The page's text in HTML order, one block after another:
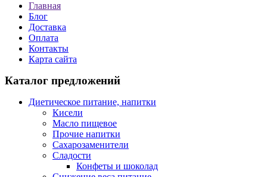
Главная
Блог
Доставка
Оплата
Контакты
Карта сайта
Каталог предложений
Диетическое питание, напитки
Кисели
Масло пищевое
Прочие напитки
Сахарозаменители
Сладости
Конфеты и шоколад